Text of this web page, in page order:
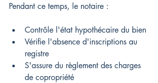
Pendant ce temps, le notaire :
Contrôle l'état hypothécaire du bien
Vérifie l'absence d'inscriptions au
registre
S'assure du règlement des charges
de copropriété